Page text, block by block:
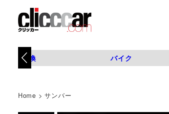
タイヤ交換 バイク
Home >サンバー